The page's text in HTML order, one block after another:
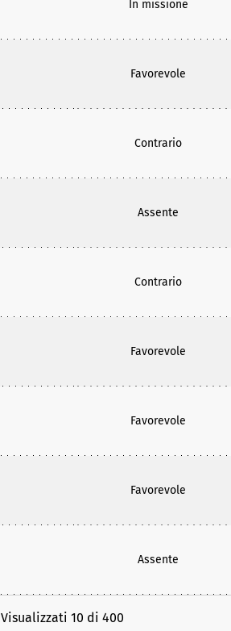
In missione
Favorevole
Contrario
Assente
Contrario
Favorevole
Favorevole
Favorevole
Assente
Visualizzati 10 di 400